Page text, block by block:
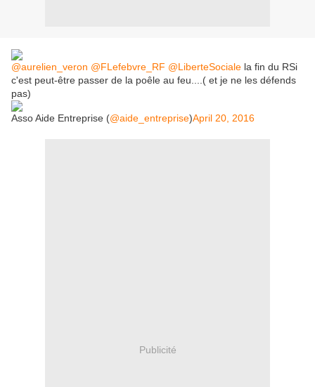
@aurelien_veron @FLefebvre_RF @LiberteSociale la fin du RSi
c'est peut-être passer de la poêle au feu....( et je ne les défends
pas)
Asso Aide Entreprise (@aide_entreprise)April 20, 2016
Publicité